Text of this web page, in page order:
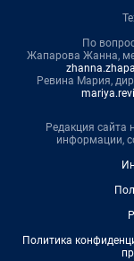
По
Жапарова Жанна,
Ревина Мария,
Редакция сайта
информации,
Политика